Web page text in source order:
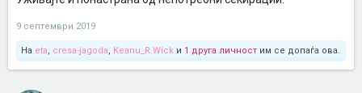
9 септември 2019
На eta, cresa-jagoda, Keanu_R.Wick и 1 друга личност им се допаѓа ова.